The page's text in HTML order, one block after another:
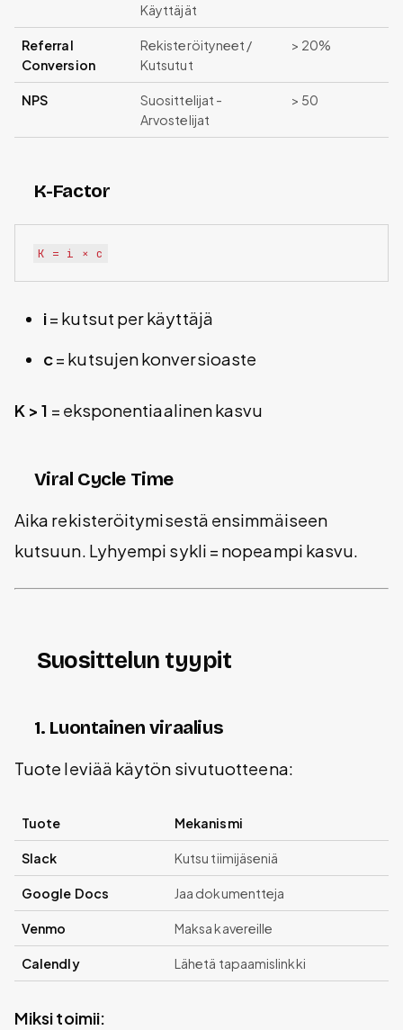
Käyttäjät
Referral
Conversion
Rekisteröityneet /
Kutsutut
> 20%
NPS
Suosittelijat -
Arvostelijat
> 50
K-Factor
i= kutsut per käyttäjä
c= kutsujen konversioaste
K > 1 = eksponentiaalinen kasvu
Viral Cycle Time
Aika rekisteröitymisestä ensimmäiseen
kutsuun. Lyhyempi sykli = nopeampi kasvu.
Suosittelun tyypit
1. Luontainen viraalius
Tuote leviää käytön sivutuotteena:
Tuote Mekanismi
Slack Kutsu tiimijäseniä
Google Docs Jaa dokumentteja
Venmo Maksa kavereille
Calendly Lähetä tapaamislinkki
Miksi toimii: